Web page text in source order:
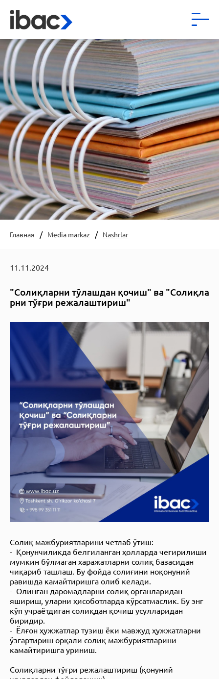
Главная Media markaz Nashrlar
11.11.2024
"Солиқларни тўлашдан қочиш" ва "Солиқла
рни тўғри режалаштириш"
Солиқ мажбуриятларини четлаб ўтиш:
- Қонунчиликда белгиланган ҳолларда чегирилиши
мумкин бўлмаган харажатларни солиқ базасидан
чиқариб ташлаш. Бу фойда солиғини ноқонуний
равишда камайтиришга олиб келади.
- Олинган даромадларни солиқ органларидан
яшириш, уларни ҳисоботларда кўрсатмаслик. Бу энг
кўп учраётдиган солиқдан қочиш усулларидан
биридир.
- Ёлғон ҳужжатлар тузиш ёки мавжуд ҳужжатларни
ўзгартириш орқали солиқ мажбуриятларини
камайтиришга уриниш.
Солиқларни тўғри режалаштириш (қонуний